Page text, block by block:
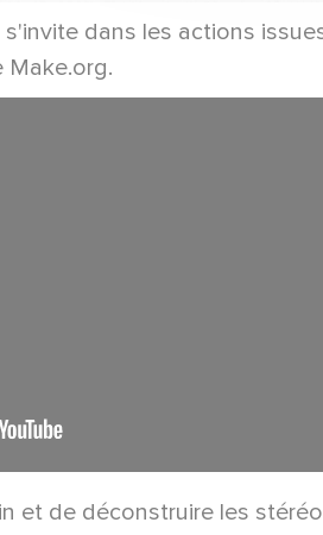
dans les actions
et de déconstruire les